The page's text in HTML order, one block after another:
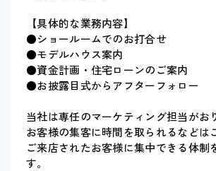
【具体的な業務内容】
●ショールームでのお打合せ
●モデルハウス案内
●資金計画・住宅ローンのご案内
●お披露目式からアフターフォロー
当社は専任のマーケティング担当がお
お客様の集客に時間を取られるなどは
ご来店されたお客様に集中できる体制
す。